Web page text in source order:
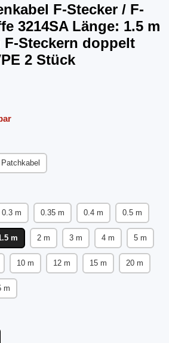
F-Stecker / F-
3214SA Länge: 1.5 m
Steckern doppelt
2 Stück
Patchkabel
0.3 m 0.35 m 0.4 m 0.5 m
m 2 m 3 m 4 m 5 m
10 m 12 m 15 m 20 m
m